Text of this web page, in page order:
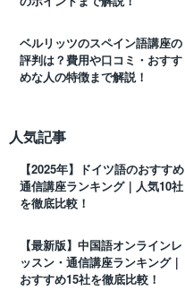
ベルリッツのスペイン語講座の
評判は？費用や口コミ・おすす
めな人の特徴まで解説！
人気記事
【2025年】ドイツ語のおすすめ
通信講座ランキング｜人気10社
を徹底比較！
【最新版】中国語オンラインレ
ッスン・通信講座ランキング｜
おすすめ15社を徹底比較！